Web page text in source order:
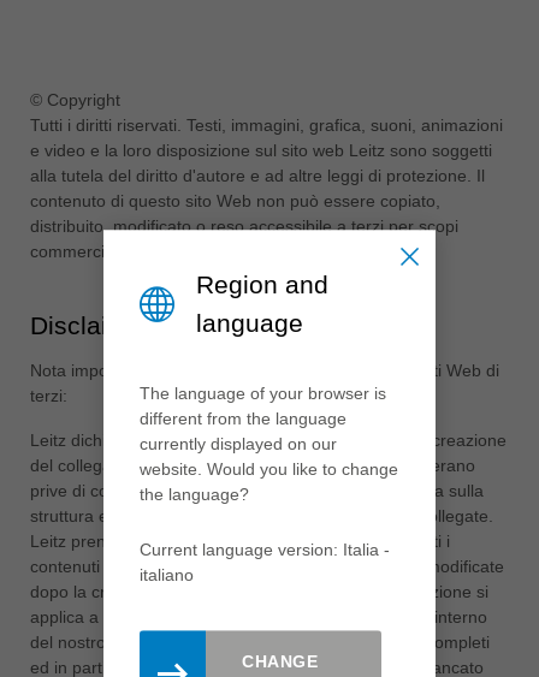
中文
ประเทศไทย
ไทย
© Copyright
Tutti i diritti riservati. Testi, immagini, grafica, suoni, animazioni
e video e la loro disposizione sul sito web Leitz sono soggetti
alla tutela del diritto d'autore e ad altre leggi di protezione. Il
contenuto di questo sito Web non può essere copiato,
distribuito, modificato o reso accessibile a terzi per scopi
commerciali.
Disclaimer
Nota importante sui collegamenti indiretti o diretti a siti Web di
terzi:
Leitz dichiara espressamente che, al momento della creazione
del collegamento, le pagine collegate corrispondenti erano
prive di contenuti illegali. Leitz non ha alcuna influenza sulla
struttura e sui contenuti attuali e futuri delle pagine collegate.
Leitz prende quindi espressamente le distanze da tutti i
contenuti di tutte le pagine collegate che sono state modificate
dopo la creazione del collegamento. Questa dichiarazione si
applica a tutti i collegamenti e riferimenti impostati all'interno
del nostro sito web. Per i contenuti illegali, errati o incompleti
ed in particolare per i danni derivanti dall'uso o dal mancato
Region and
language
The language of your browser is
different from the language
currently displayed on our
website. Would you like to change
the language?
Current language version: Italia -
italiano
CHANGE